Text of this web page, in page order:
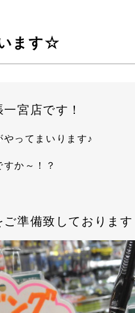
ます☆
宮店です！
ってまいります♪
か～！？
準備致しておりま